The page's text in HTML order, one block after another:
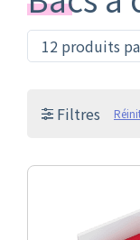
Filtres